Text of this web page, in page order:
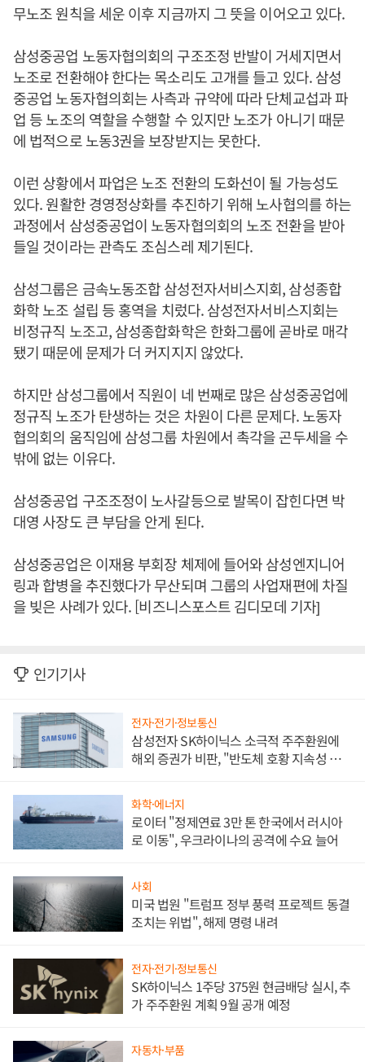
무노조 원칙을 세운 이후 지금까지 그 뜻을 이어오고 있다.
삼성중공업 노동자협의회의 구조조정 반발이 거세지면서
노조로 전환해야 한다는 목소리도 고개를 들고 있다. 삼성
중공업 노동자협의회는 사측과 규약에 따라 단체교섭과 파
업 등 노조의 역할을 수행할 수 있지만 노조가 아니기 때문
에 법적으로 노동3권을 보장받지는 못한다.
이런 상황에서 파업은 노조 전환의 도화선이 될 가능성도
있다. 원활한 경영정상화를 추진하기 위해 노사협의를 하는
과정에서 삼성중공업이 노동자협의회의 노조 전환을 받아
들일 것이라는 관측도 조심스레 제기된다.
삼성그룹은 금속노동조합 삼성전자서비스지회, 삼성종합
화학 노조 설립 등 홍역을 치렀다. 삼성전자서비스지회는
비정규직 노조고, 삼성종합화학은 한화그룹에 곧바로 매각
됐기 때문에 문제가 더 커지지지 않았다.
하지만 삼성그룹에서 직원이 네 번째로 많은 삼성중공업에
정규직 노조가 탄생하는 것은 차원이 다른 문제다. 노동자
협의회의 움직임에 삼성그룹 차원에서 촉각을 곤두세을 수
밖에 없는 이유다.
삼성중공업 구조조정이 노사갈등으로 발목이 잡힌다면 박
대영 사장도 큰 부담을 안게 된다.
삼성중공업은 이재용 부회장 체제에 들어와 삼성엔지니어
링과 합병을 추진했다가 무산되며 그룹의 사업재편에 차질
을 빚은 사례가 있다. [비즈니스포스트 김디모데 기자]
인기기사
전자·전기·정보통신
삼성전자 SK하이닉스 소극적 주주환원에
해외 증권가 비판, "반도체 호황 지속성 의
화학·에너지
로이터 "정제연료 3만 톤 한국에서 러시아
로 이동", 우크라이나의 공격에 수요 늘어
사회
미국 법원 "트럼프 정부 풍력 프로젝트 동결
조치는 위법", 해제 명령 내려
전자·전기·정보통신
SK하이닉스 1주당 375원 현금배당 실시, 추
가 주주환원 계획 9월 공개 예정
자동차·부품